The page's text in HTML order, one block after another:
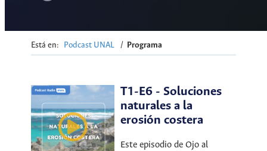
Está en: Podcast UNAL / Programa
T1-E6 - Soluciones
naturales a la
erosión costera
Este episodio de Ojo al